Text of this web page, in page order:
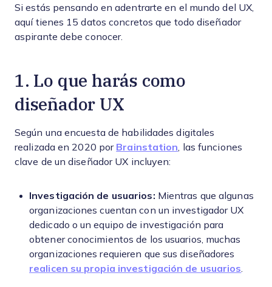
Si estás pensando en adentrarte en el mundo del UX,
aquí tienes 15 datos concretos que todo diseñador
aspirante debe conocer.
1. Lo que harás como
diseñador UX
Según una encuesta de habilidades digitales
realizada en 2020 por Brainstation , las funciones
clave de un diseñador UX incluyen:
Investigación de usuarios: Mientras que algunas
organizaciones cuentan con un investigador UX
dedicado o un equipo de investigación para
obtener conocimientos de los usuarios, muchas
organizaciones requieren que sus diseñadores
realicen su propia investigación de usuarios